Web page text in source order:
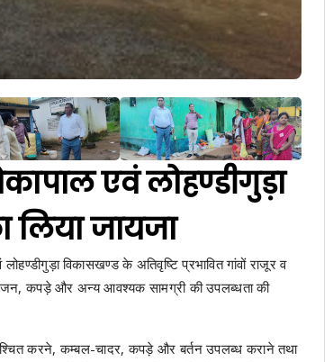
एवं लोहण्डीगुड़ा
लिया जायजा
विकासखण्ड के अतिवृष्टि प्रभावित गांवों राजूर व
भोजन, कपड़े और अन्य आवश्यक सामग्री की उपलब्धता की
करने, कम्बल-चादर, कपड़े और बर्तन उपलब्ध कराने तथा